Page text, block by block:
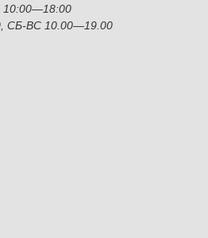
10:00—18:00
СБ-ВС 10.00—19.00